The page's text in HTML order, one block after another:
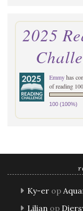
2025
Emmyhas
of reading
100 (100%)
Ky-er op
Lilian op